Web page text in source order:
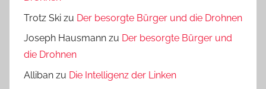
Trotz Ski zu Der besorgte Bürger und die Drohnen
Joseph Hausmann zu Der besorgte Bürger und
die Drohnen
Alliban zu Die Intelligenz der Linken